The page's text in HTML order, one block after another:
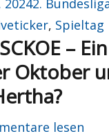
, Spieltag
– Ein
Oktober
lesen